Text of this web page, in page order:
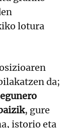
lotura
da;
, gure
istorio eta